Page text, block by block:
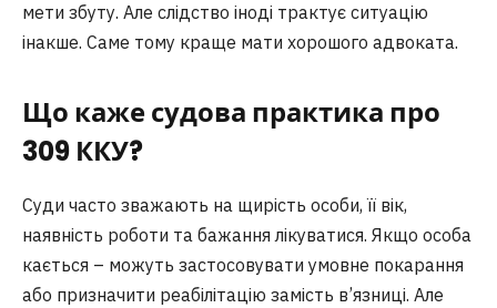
мети збуту. Але слідство іноді трактує ситуацію
інакше. Саме тому краще мати хорошого адвоката.
Що каже судова практика про
309 ККУ?
Суди часто зважають на щирість особи, її вік,
наявність роботи та бажання лікуватися. Якщо особа
кається – можуть застосовувати умовне покарання
або призначити реабілітацію замість в’язниці. Але